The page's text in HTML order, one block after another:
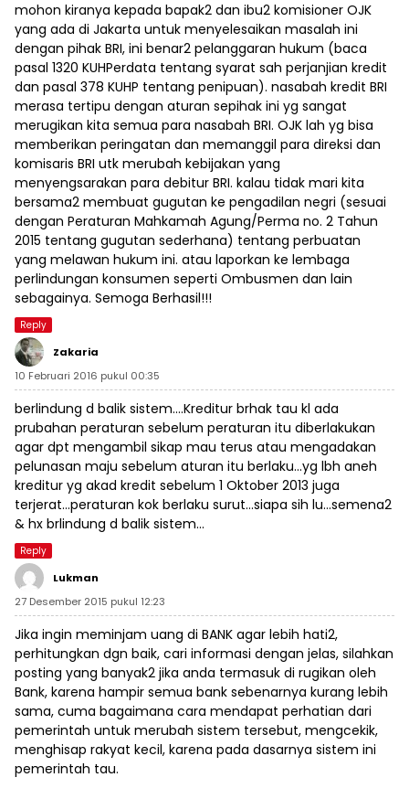
mohon kiranya kepada bapak2 dan ibu2 komisioner OJK
yang ada di Jakarta untuk menyelesaikan masalah ini
dengan pihak BRI, ini benar2 pelanggaran hukum (baca
pasal 1320 KUHPerdata tentang syarat sah perjanjian kredit
dan pasal 378 KUHP tentang penipuan). nasabah kredit BRI
merasa tertipu dengan aturan sepihak ini yg sangat
merugikan kita semua para nasabah BRI. OJK lah yg bisa
memberikan peringatan dan memanggil para direksi dan
komisaris BRI utk merubah kebijakan yang
menyengsarakan para debitur BRI. kalau tidak mari kita
bersama2 membuat gugutan ke pengadilan negri (sesuai
dengan Peraturan Mahkamah Agung/Perma no. 2 Tahun
2015 tentang gugutan sederhana) tentang perbuatan
yang melawan hukum ini. atau laporkan ke lembaga
perlindungan konsumen seperti Ombusmen dan lain
sebagainya. Semoga Berhasil!!!
Reply
Zakaria
10 Februari 2016 pukul 00:35
berlindung d balik sistem….Kreditur brhak tau kl ada
prubahan peraturan sebelum peraturan itu diberlakukan
agar dpt mengambil sikap mau terus atau mengadakan
pelunasan maju sebelum aturan itu berlaku…yg lbh aneh
kreditur yg akad kredit sebelum 1 Oktober 2013 juga
terjerat…peraturan kok berlaku surut…siapa sih lu…semena2
& hx brlindung d balik sistem…
Reply
Lukman
27 Desember 2015 pukul 12:23
Jika ingin meminjam uang di BANK agar lebih hati2,
perhitungkan dgn baik, cari informasi dengan jelas, silahkan
posting yang banyak2 jika anda termasuk di rugikan oleh
Bank, karena hampir semua bank sebenarnya kurang lebih
sama, cuma bagaimana cara mendapat perhatian dari
pemerintah untuk merubah sistem tersebut, mengcekik,
menghisap rakyat kecil, karena pada dasarnya sistem ini
pemerintah tau.